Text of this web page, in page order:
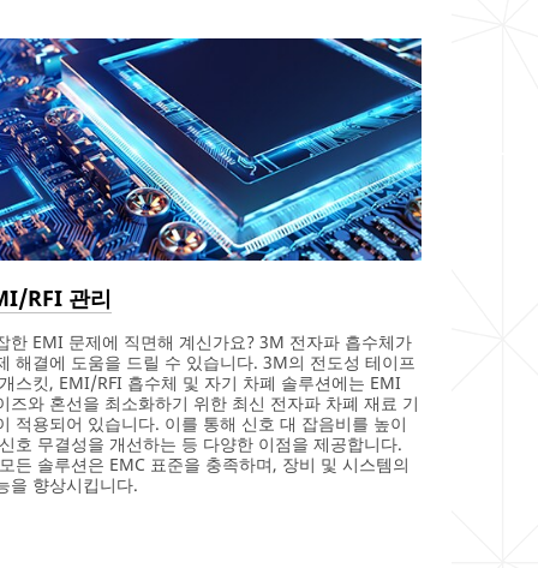
RFI 관리
한 EMI 문제에 직면해 계신가요? 3M 전자파 흡수체가
해결에 도움을 드릴 수 있습니다. 3M의 전도성 테이프
스킷, EMI/RFI 흡수체 및 자기 차폐 솔루션에는 EMI
즈와 혼선을 최소화하기 위한 최신 전자파 차폐 재료 기
적용되어 있습니다. 이를 통해 신호 대 잡음비를 높이
호 무결성을 개선하는 등 다양한 이점을 제공합니다.
든 솔루션은 EMC 표준을 충족하며, 장비 및 시스템의
을 향상시킵니다.